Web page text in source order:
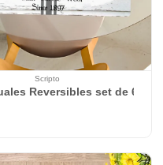
Medio - Firme 47 x 67
Scripto
Reversibles set de 6